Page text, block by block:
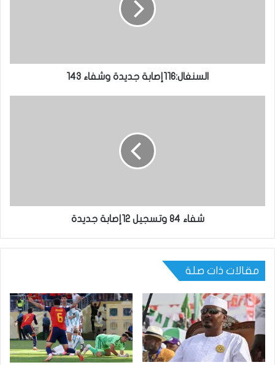
السنغال:116إصابة جديدة وشفاء 143
شفاء 84 وتسجيل 12إصابة جديدة
مقالات ذات صلة